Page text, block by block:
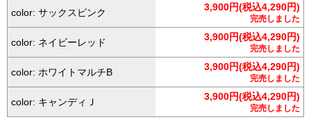
color: サックスピンク 3,900円(税込4,290円)
完売しました
color: ネイビーレッド 3,900円(税込4,290円)
完売しました
color: ホワイトマルチB 3,900円(税込4,290円)
完売しました
color: キャンディＪ 3,900円(税込4,290円)
完売しました